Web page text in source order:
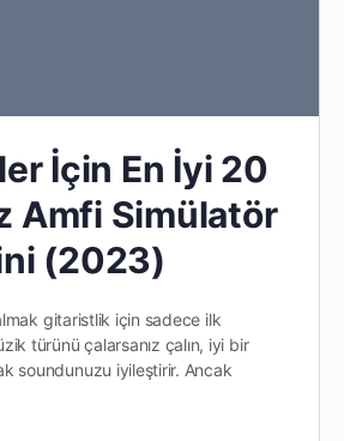
İçin En İyi 20
Amfi Simülatör
(2023)
gitaristlik için sadece ilk
türünü çalarsanız çalın, iyi bir
soundunuzu iyileştirir. Ancak